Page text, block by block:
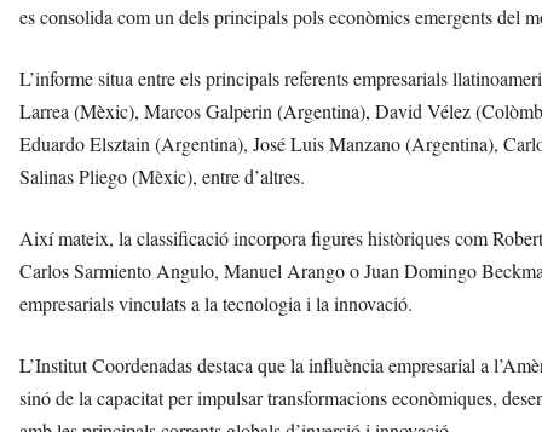
es consolida com un dels principals pols econòmics emergents del
L’informe situa entre els principals referents empresarials
Larrea (Mèxic), Marcos Galperin (Argentina), David Vélez
Eduardo Elsztain (Argentina), José Luis Manzano (Argentina),
Salinas Pliego (Mèxic), entre d’altres.
Així mateix, la classificació incorpora figures històriques com
Carlos Sarmiento Angulo, Manuel Arango o Juan Domingo
empresarials vinculats a la tecnologia i la innovació.
L’Institut Coordenadas destaca que la influència empresarial a
sinó de la capacitat per impulsar transformacions econòmiques,